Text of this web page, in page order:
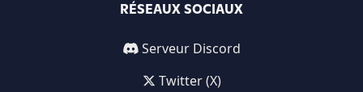
RÉSEAUX SOCIAUX
Serveur Discord
Twitter (X)